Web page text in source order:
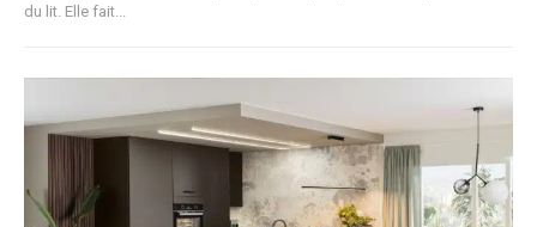
du lit. Elle fait...